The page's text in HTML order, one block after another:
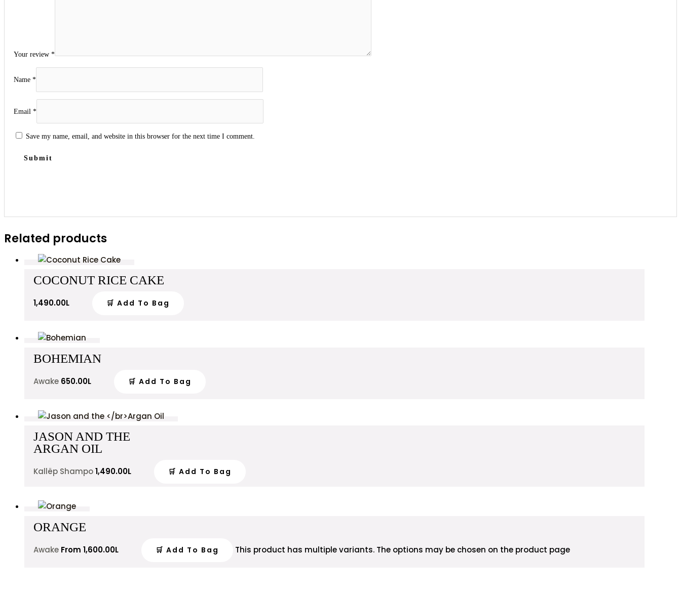
Your review*
Name*
Email*
Save my name, email, and website in this browser for the next time I comment.
Related products
COCONUT RICE CAKE
1,490.00L 🛒 Add To Bag
BOHEMIAN
Awake 650.00L 🛒 Add To Bag
JASON AND THE
ARGAN OIL
Kallëp Shampo1,490.00L 🛒 Add To Bag
ORANGE
Awake From 1,600.00L 🛒 Add To Bag This product has multiple variants. The options may be chosen on the product page